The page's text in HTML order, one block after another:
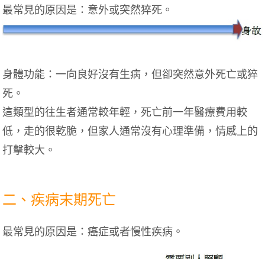
最常見的原因是：意外或突然猝死。
身體功能：一向良好沒有生病，但卻突然意外死亡或猝
死。
這類型的往生者通常較年輕，死亡前一年醫療費用較
低，走的很乾脆，但家人通常沒有心理準備，情感上的
打擊較大。
二、疾病末期死亡
最常見的原因是：癌症或者慢性疾病。